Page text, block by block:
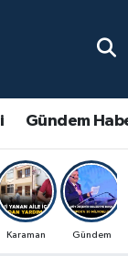
Gündem
Karaman Gündem